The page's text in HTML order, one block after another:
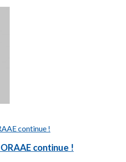
continue !